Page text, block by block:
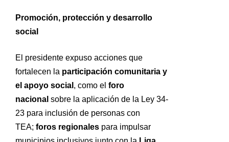
Promoción, protección y desarrollo
social
El presidente expuso acciones que
fortalecen la participación comunitaria y
el apoyo social , como el foro
nacional sobre la aplicación de la Ley 34-
23 para inclusión de personas con
TEA; foros regionales para impulsar